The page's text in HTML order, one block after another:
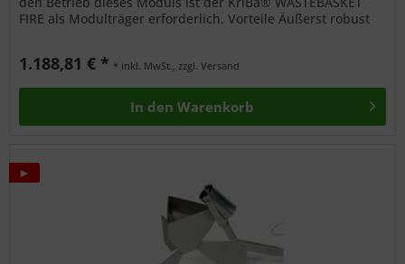
FIRE als Modulträger erforderlich. Vorteile Äußerst robust
1.188,81 € * * inkl. MwSt., zzgl. Versand
In den Warenkorb
►